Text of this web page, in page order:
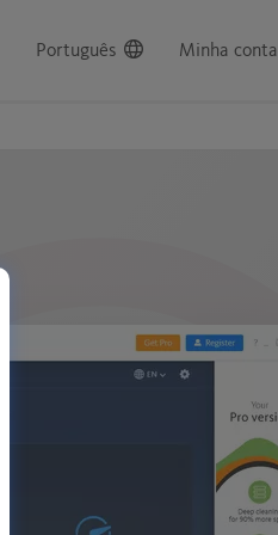
Português Minha conta